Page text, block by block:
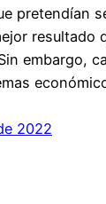
pretendían
resultado
embargo,
2022